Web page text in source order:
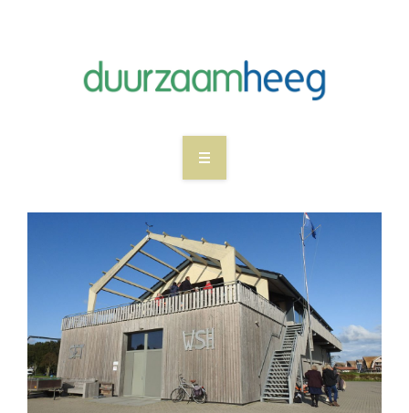
WIE ZIJN DUURZAAM HEEG
MEEDOEN
CONTACT